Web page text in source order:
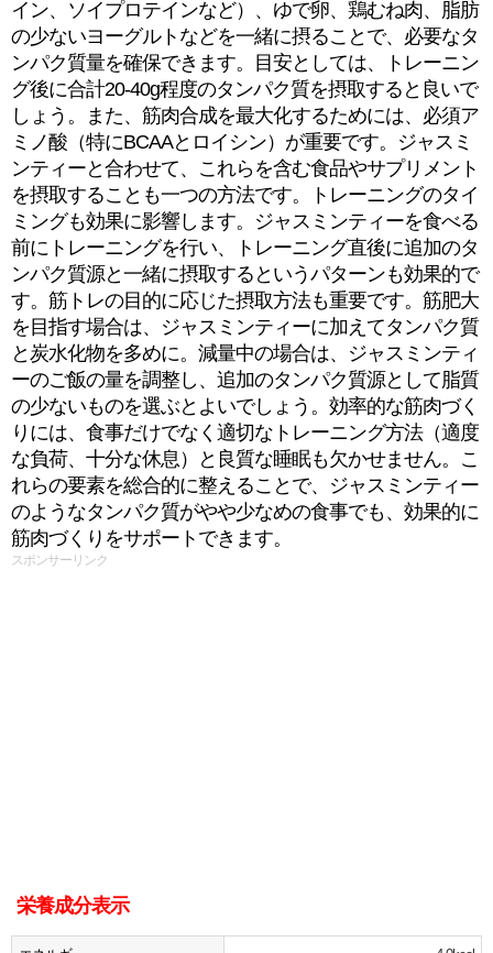
イン、ソイプロテインなど）、ゆで卵、鶏むね肉、脂肪
の少ないヨーグルトなどを一緒に摂ることで、必要なタ
ンパク質量を確保できます。目安としては、トレーニン
グ後に合計20-40g程度のタンパク質を摂取すると良いで
しょう。また、筋肉合成を最大化するためには、必須ア
ミノ酸（特にBCAAとロイシン）が重要です。ジャスミ
ンティーと合わせて、これらを含む食品やサプリメント
を摂取することも一つの方法です。トレーニングのタイ
ミングも効果に影響します。ジャスミンティーを食べる
前にトレーニングを行い、トレーニング直後に追加のタ
ンパク質源と一緒に摂取するというパターンも効果的で
す。筋トレの目的に応じた摂取方法も重要です。筋肥大
を目指す場合は、ジャスミンティーに加えてタンパク質
と炭水化物を多めに。減量中の場合は、ジャスミンティ
ーのご飯の量を調整し、追加のタンパク質源として脂質
の少ないものを選ぶとよいでしょう。効率的な筋肉づく
りには、食事だけでなく適切なトレーニング方法（適度
な負荷、十分な休息）と良質な睡眠も欠かせません。こ
れらの要素を総合的に整えることで、ジャスミンティー
のようなタンパク質がやや少なめの食事でも、効果的に
筋肉づくりをサポートできます。
スポンサーリンク
栄養成分表示